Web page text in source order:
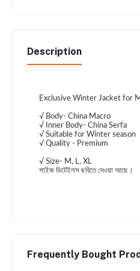
Description
Exclusive Winter Jacket for
√ Body- China Macro
√ Inner Body- China Serfa
√ Suitable for Winter season
√ Quality - Premium
√ Size- M, L, XL
সাইজ ডিটেইলস ছবিতে দেওয়া আছে।
Frequently Bought